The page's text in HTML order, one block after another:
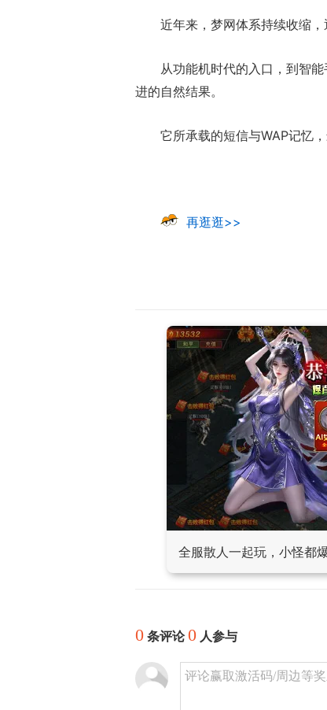
近年来，梦网体系持续收缩，
从功能机时代的入口，到智
进的自然结果。
它所承载的短信与WAP记忆
再逛逛>>
全服散人一起玩，小怪都
0 条评论0 人参与
评论赢取激活码/周边等